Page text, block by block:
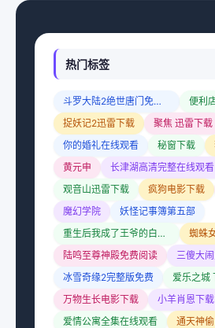
热门标签
斗罗大陆2绝世唐门免费观看漫画
便利
捉妖记2迅雷下载
聚焦 迅雷下载
你的婚礼在线观看
秘窗下载
黄元申
长津湖高清完整在线观看
观音山迅雷下载
疯狗电影下载
魔幻学院
妖怪记事簿第五部
重生后我成了王爷的白月光
蜘蛛
陆鸣至尊神殿免费阅读
三傻大
冰雪奇缘2完整版免费
爱乐之城
万物生长电影下载
小羊肖恩下载
爱情公寓全集在线观看
通天神偷